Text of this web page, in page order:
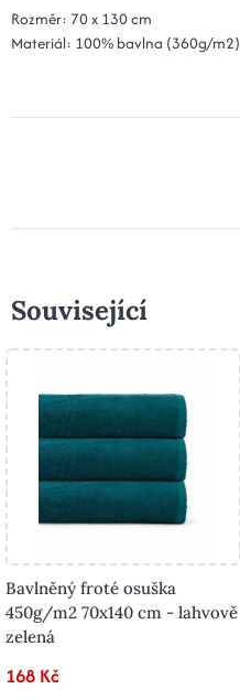
Rozměr: 70 x 130 cm
Materiál: 100% bavlna (360g/m2)
Související
Bavlněný froté osuška
450g/m2 70x140 cm - lahvově
zelená
168 Kč